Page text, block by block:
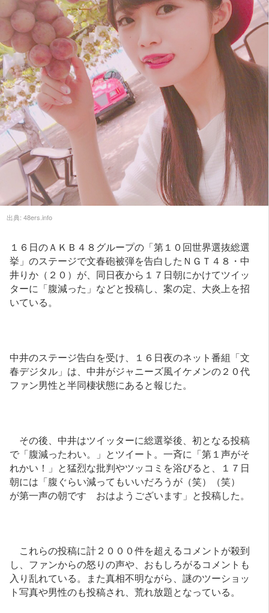
出典: 48ers.info
１６日のＡＫＢ４８グループの「第１０回世界選抜総選
挙」のステージで文春砲被弾を告白したＮＧＴ４８・中
井りか（２０）が、同日夜から１７日朝にかけてツイッ
ターに「腹減った」などと投稿し、案の定、大炎上を招
いている。
中井のステージ告白を受け、１６日夜のネット番組「文
春デジタル」は、中井がジャニーズ風イケメンの２０代
ファン男性と半同棲状態にあると報じた。
その後、中井はツイッターに総選挙後、初となる投稿
で「腹減ったわい。」とツイート。一斉に「第１声がそ
れかい！」と猛烈な批判やツッコミを浴びると、１７日
朝には「腹ぐらい減ってもいいだろうが（笑）（笑）
が第一声の朝です おはようございます」と投稿した。
これらの投稿に計２０００件を超えるコメントが殺到
し、ファンからの怒りの声や、おもしろがるコメントも
入り乱れている。また真相不明ながら、謎のツーショッ
ト写真や男性のも投稿され、荒れ放題となっている。